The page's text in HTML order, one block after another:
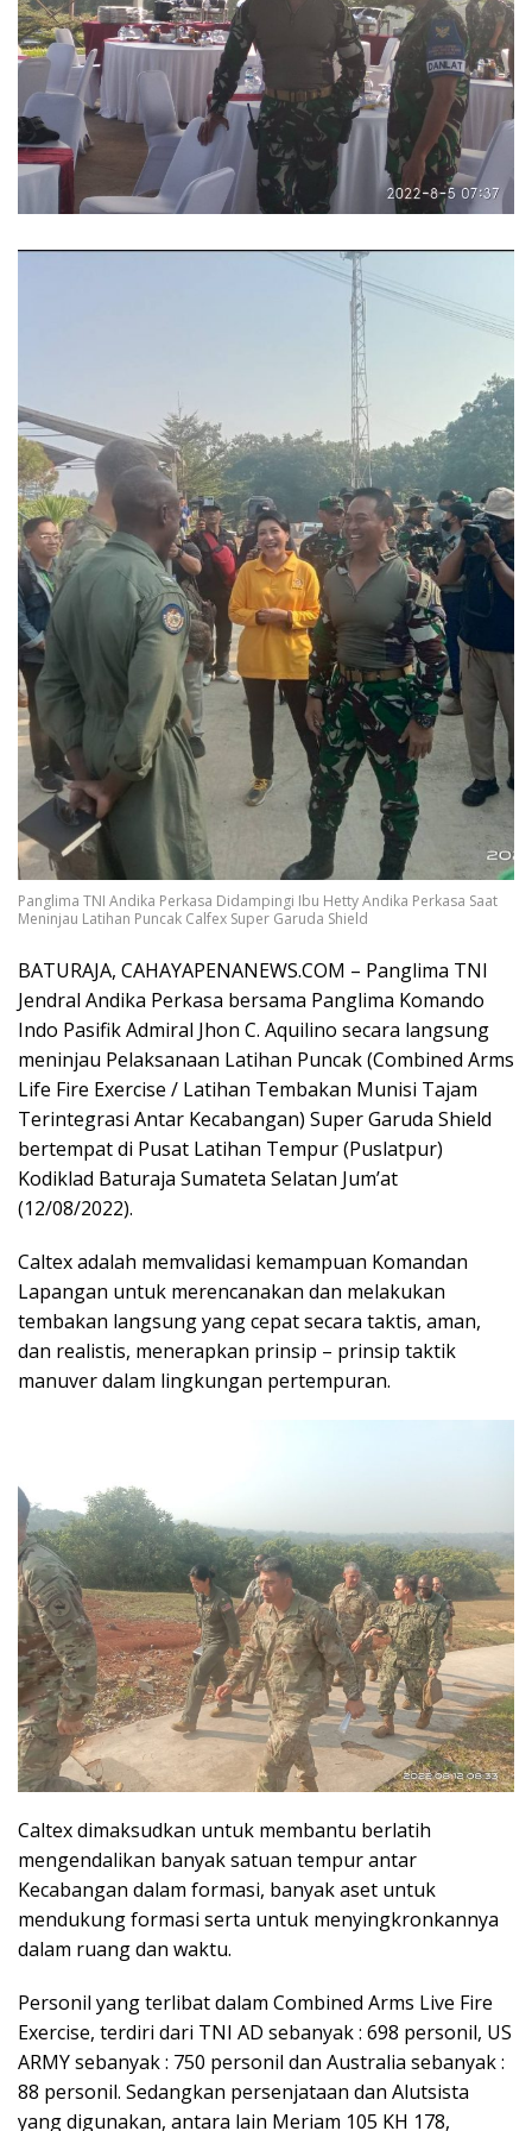
Panglima TNI Andika Perkasa Didampingi Ibu Hetty Andika Perkasa Saat
Meninjau Latihan Puncak Calfex Super Garuda Shield
BATURAJA, CAHAYAPENANEWS.COM – Panglima TNI
Jendral Andika Perkasa bersama Panglima Komando
Indo Pasifik Admiral Jhon C. Aquilino secara langsung
meninjau Pelaksanaan Latihan Puncak (Combined Arms
Life Fire Exercise / Latihan Tembakan Munisi Tajam
Terintegrasi Antar Kecabangan) Super Garuda Shield
bertempat di Pusat Latihan Tempur (Puslatpur)
Kodiklad Baturaja Sumateta Selatan Jum’at
(12/08/2022).
Caltex adalah memvalidasi kemampuan Komandan
Lapangan untuk merencanakan dan melakukan
tembakan langsung yang cepat secara taktis, aman,
dan realistis, menerapkan prinsip – prinsip taktik
manuver dalam lingkungan pertempuran.
Caltex dimaksudkan untuk membantu berlatih
mengendalikan banyak satuan tempur antar
Kecabangan dalam formasi, banyak aset untuk
mendukung formasi serta untuk menyingkronkannya
dalam ruang dan waktu.
Personil yang terlibat dalam Combined Arms Live Fire
Exercise, terdiri dari TNI AD sebanyak : 698 personil, US
ARMY sebanyak : 750 personil dan Australia sebanyak :
88 personil. Sedangkan persenjataan dan Alutsista
yang digunakan, antara lain Meriam 105 KH 178,